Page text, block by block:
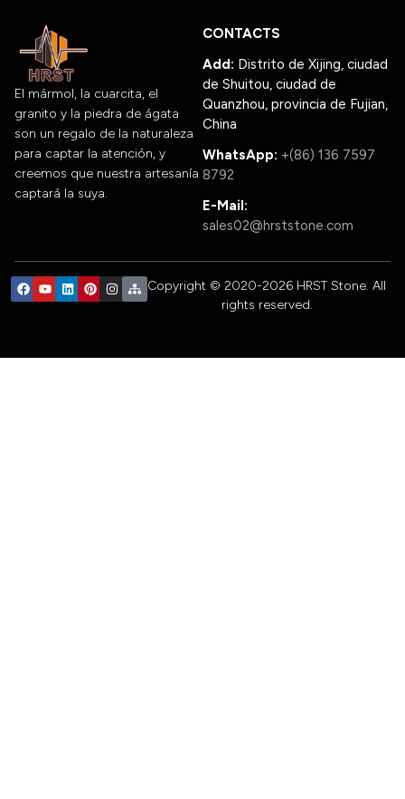
El mármol, la cuarcita, el
granito y la piedra de ágata
son un regalo de la naturaleza
para captar la atención, y
creemos que nuestra artesanía
captará la suya.
CONTACTS
Add: Distrito de Xijing, ciudad
de Shuitou, ciudad de
Quanzhou, provincia de Fujian,
China
WhatsApp: +(86) 136 7597
8792
E-Mail:
sales02@hrststone.com
Copyright © 2020-2026 HRST Stone. All
rights reserved.